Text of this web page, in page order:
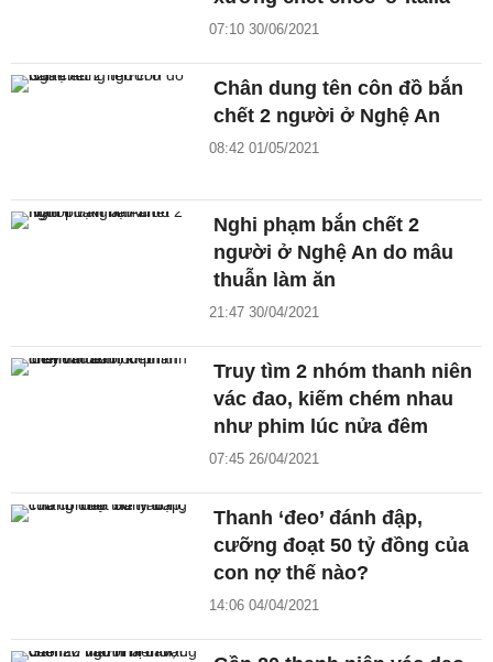
07:10 30/06/2021
Chân dung tên côn đồ bắn
chết 2 người ở Nghệ An
08:42 01/05/2021
Nghi phạm bắn chết 2
người ở Nghệ An do mâu
thuẫn làm ăn
21:47 30/04/2021
Truy tìm 2 nhóm thanh niên
vác đao, kiếm chém nhau
như phim lúc nửa đêm
07:45 26/04/2021
Thanh ‘đeo’ đánh đập,
cưỡng đoạt 50 tỷ đồng của
con nợ thế nào?
14:06 04/04/2021